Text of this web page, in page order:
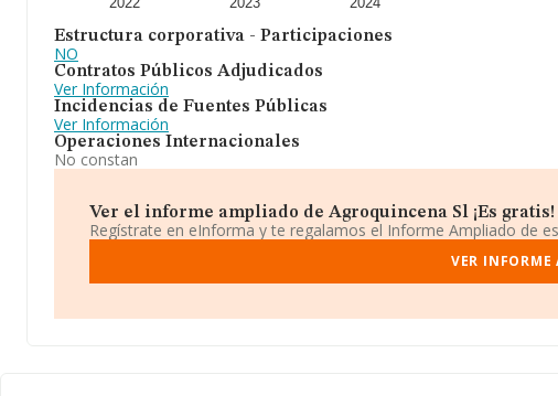
Estructura corporativa - Participaciones
NO
Contratos Públicos Adjudicados
Ver Información
Incidencias de Fuentes Públicas
Ver Información
Operaciones Internacionales
No constan
Ver el informe ampliado de Agroquincena Sl ¡Es gratis!
Regístrate en eInforma y te regalamos el Informe Ampliado de
VER